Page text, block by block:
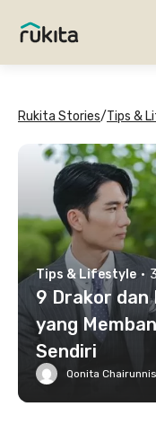
Rukita Stories/Tips &
Tips & Lifestyle ·
9 Drakor dan
yang
Sendiri
Qonita